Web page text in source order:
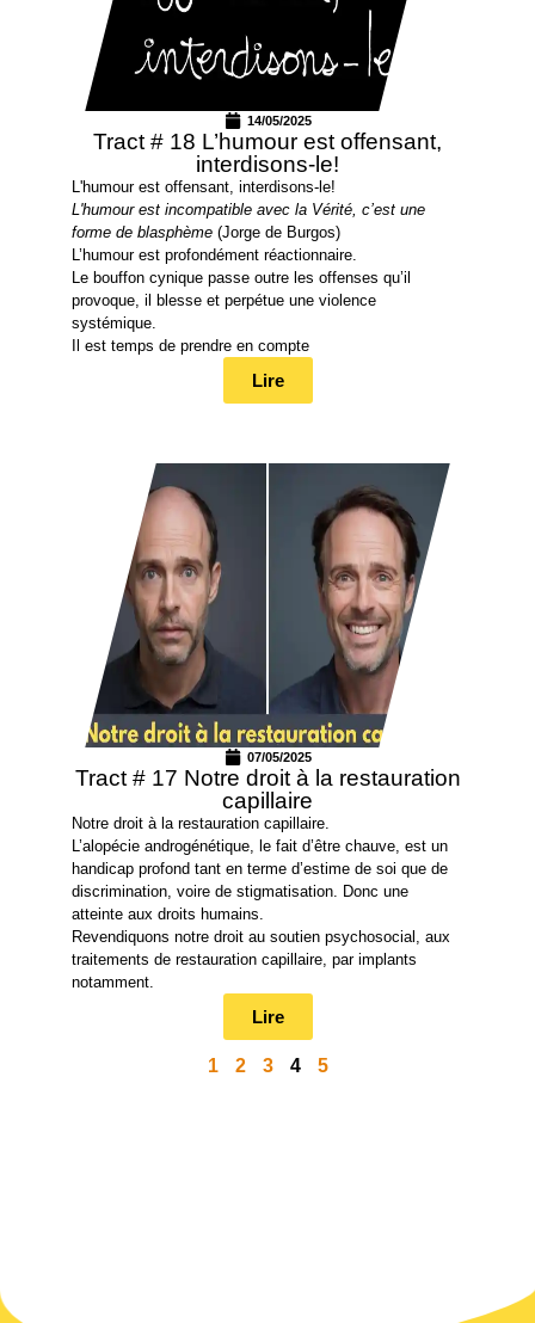
14/05/2025
Tract # 18 L’humour est offensant,
interdisons-le!
L'humour est offensant, interdisons-le!
L'humour est incompatible avec la Vérité, c’est une
forme de blasphème (Jorge de Burgos)
L’humour est profondément réactionnaire.
Le bouffon cynique passe outre les offenses qu’il
provoque, il blesse et perpétue une violence
systémique.
Il est temps de prendre en compte
Lire
07/05/2025
Tract # 17 Notre droit à la restauration
capillaire
Notre droit à la restauration capillaire.
L’alopécie androgénétique, le fait d’être chauve, est un
handicap profond tant en terme d’estime de soi que de
discrimination, voire de stigmatisation. Donc une
atteinte aux droits humains.
Revendiquons notre droit au soutien psychosocial, aux
traitements de restauration capillaire, par implants
notamment.
Lire
1 2 3 4 5